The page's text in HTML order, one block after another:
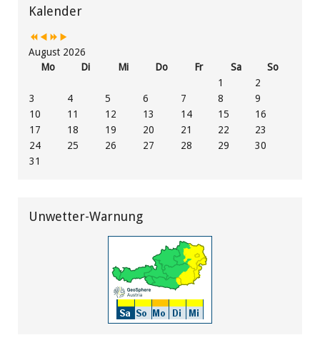
Kalender
JahrMonat
JahrMonat
August 2026
Mo
Di Mi Do Fr Sa
So
1
2
3
4 5 6 7 8
9
10
11 12 13 14 15
16
17
18 19 20 21 22
23
24
25 26 27 28 29
30
31
Unwetter-Warnung